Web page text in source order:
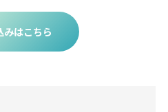
みはこちら